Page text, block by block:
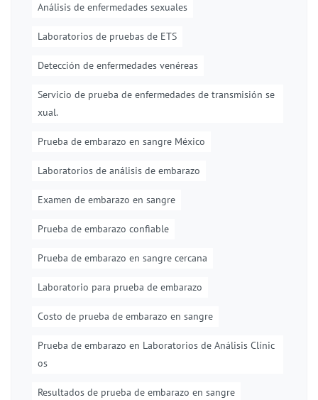
Análisis de enfermedades sexuales
Laboratorios de pruebas de ETS
Detección de enfermedades venéreas
Servicio de prueba de enfermedades de transmisión se
xual.
Prueba de embarazo en sangre México
Laboratorios de análisis de embarazo
Examen de embarazo en sangre
Prueba de embarazo confiable
Prueba de embarazo en sangre cercana
Laboratorio para prueba de embarazo
Costo de prueba de embarazo en sangre
Prueba de embarazo en Laboratorios de Análisis Clínic
os
Resultados de prueba de embarazo en sangre